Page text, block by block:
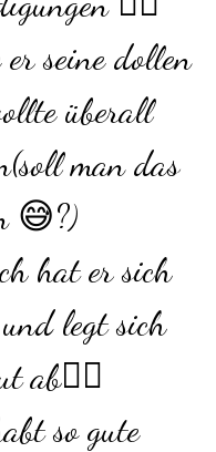
seine dollen
überall
man das
😅?)
hat er sich
legt sich
ab👍🏻
so gute